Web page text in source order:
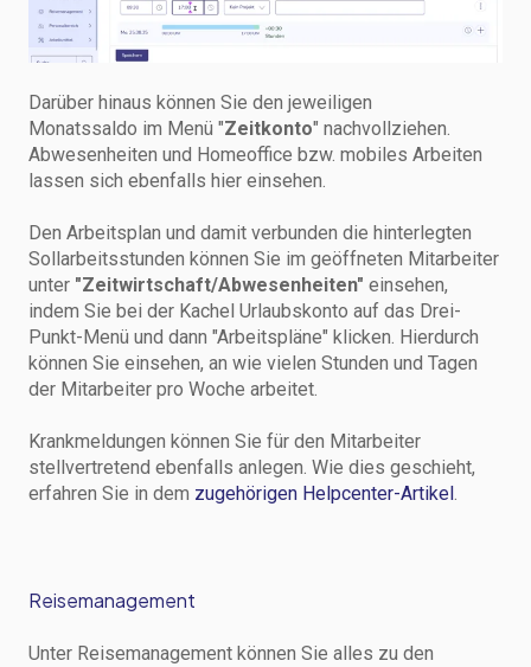
Darüber hinaus können Sie den jeweiligen
Monatssaldo im Menü "Zeitkonto" nachvollziehen.
Abwesenheiten und Homeoffice bzw. mobiles Arbeiten
lassen sich ebenfalls hier einsehen.
Den Arbeitsplan und damit verbunden die hinterlegten
Sollarbeitsstunden können Sie im geöffneten Mitarbeiter
unter "Zeitwirtschaft/Abwesenheiten" einsehen,
indem Sie bei der Kachel Urlaubskonto auf das Drei-
Punkt-Menü und dann "Arbeitspläne" klicken. Hierdurch
können Sie einsehen, an wie vielen Stunden und Tagen
der Mitarbeiter pro Woche arbeitet.
Krankmeldungen können Sie für den Mitarbeiter
stellvertretend ebenfalls anlegen. Wie dies geschieht,
erfahren Sie in dem zugehörigen Helpcenter-Artikel.
Reisemanagement
Unter Reisemanagement können Sie alles zu den